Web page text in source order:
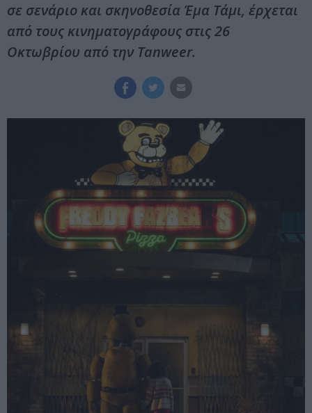
σε σενάριο και σκηνοθεσία Έμα Τάμι, έρχεται
από τους κινηματογράφους στις 26
Οκτωβρίου από την Tanweer.